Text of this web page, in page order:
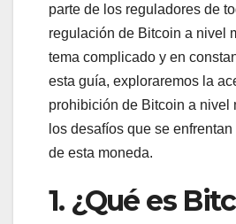
parte de los reguladores de
regulación de Bitcoin a nivel
tema complicado y en
esta guía, exploraremos la
prohibición de Bitcoin a nivel
los desafíos que se
de esta moneda.
1. ¿Qué es